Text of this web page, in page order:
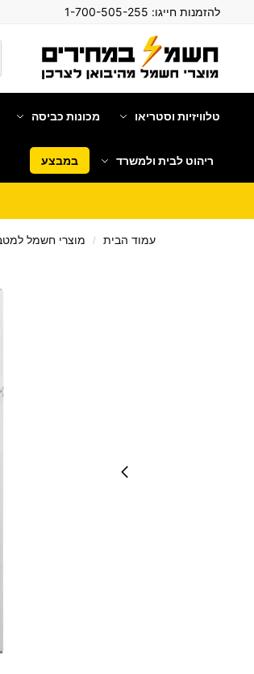
להזמנות חייגו:
טלוויזיות וסטריאו מכונות כביסה
ריהוט לבית ולמשרד במבצע
עמוד הבית / מוצרי חשמל